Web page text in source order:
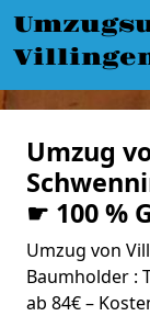
Umzug
☛ 100 %
Umzug von
Baumholder :
ab 84€ –